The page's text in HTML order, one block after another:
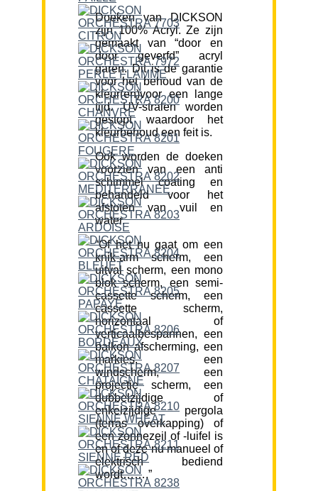
Doeken van DICKSON
zijn 100% Acryl. Ze zijn
gemaakt van “door en
door geverfd” acryl
garen. Dit is de garantie
voor het behoud van de
kleur(en)voor een lange
tijd. UV-stralen worden
gestopt waardoor het
kleurbehoud een feit is.
Ook worden de doeken
voorzien van een anti
schimmel coating en
behandeld voor het
afstoten van vuil en
water.
“Of het nu gaat om een
knik-arm scherm, een
uitval scherm, een mono
blok scherm, een semi-
cassette scherm, een
cassette scherm,
horizontaal of
verticaalbespannen, een
balkon afscherming, een
markies, een
windscherm, een
projectie scherm, een
dubbelzijdige of
enkelzijdige pergola
(terras overkapping) of
een zonnezeil of -luifel is
en of deze nu manueel of
elektrisch bediend
wordt…….”